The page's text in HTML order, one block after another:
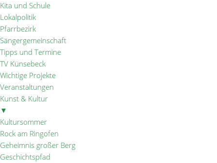
Kita und Schule
Lokalpolitik
Pfarrbezirk
Sängergemeinschaft
Tipps und Termine
TV Künsebeck
Wichtige Projekte
Veranstaltungen
Kunst & Kultur
▼
Kultursommer
Rock am Ringofen
Geheimnis großer Berg
Geschichtspfad